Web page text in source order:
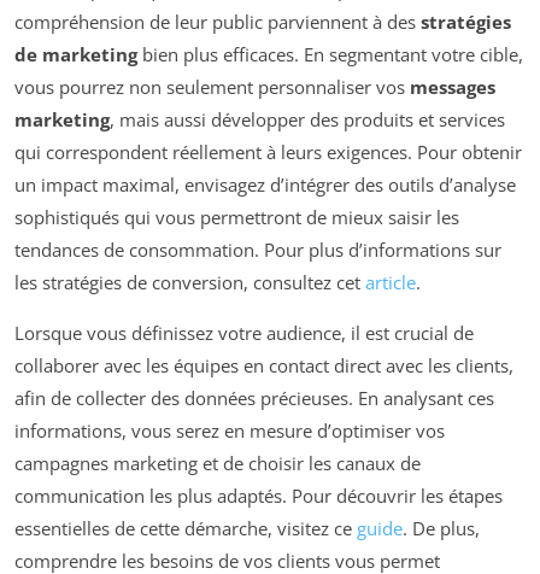
compréhension de leur public parviennent à des stratégies
de marketingbien plus efficaces. En segmentant votre cible,
vous pourrez non seulement personnaliser vos messages
marketing, mais aussi développer des produits et services
qui correspondent réellement à leurs exigences. Pour obtenir
un impact maximal, envisagez d’intégrer des outils d’analyse
sophistiqués qui vous permettront de mieux saisir les
tendances de consommation. Pour plus d’informations sur
les stratégies de conversion, consultez cet article.
Lorsque vous définissez votre audience, il est crucial de
collaborer avec les équipes en contact direct avec les clients,
afin de collecter des données précieuses. En analysant ces
informations, vous serez en mesure d’optimiser vos
campagnes marketing et de choisir les canaux de
communication les plus adaptés. Pour découvrir les étapes
essentielles de cette démarche, visitez ce guide. De plus,
comprendre les besoins de vos clients vous permet